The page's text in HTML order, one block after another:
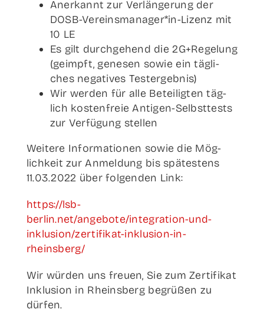
Aner­kannt zur Ver­län­ge­rung der
DOSB-Vereinsmanager*in-Lizenz mit
10 LE
Es gilt durch­ge­hend die 2G+Regelung
(geimpft, gene­sen sowie ein täg­li­
ches nega­ti­ves Testergebnis)
Wir wer­den für alle Betei­lig­ten täg­
lich kos­ten­freie Anti­­gen-Selb­st­­tests
zur Ver­fü­gung stellen
Wei­te­re Infor­ma­tio­nen sowie die Mög­
lich­keit zur Anmel­dung bis spä­tes­tens
11.03.2022 über fol­gen­den Link:
https://lsb-
berlin.net/angebote/integration-und-
inklusion/zertifikat-inklusion-in-
rheinsberg/
Wir wür­den uns freu­en, Sie zum Zer­ti­fi­kat
Inklu­si­on in Rheins­berg begrü­ßen zu
dürfen.